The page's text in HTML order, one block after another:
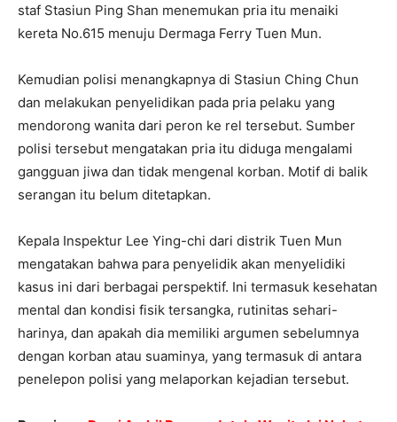
staf Stasiun Ping Shan menemukan pria itu menaiki
kereta No.615 menuju Dermaga Ferry Tuen Mun.
Kemudian polisi menangkapnya di Stasiun Ching Chun
dan melakukan penyelidikan pada pria pelaku yang
mendorong wanita dari peron ke rel tersebut. Sumber
polisi tersebut mengatakan pria itu diduga mengalami
gangguan jiwa dan tidak mengenal korban. Motif di balik
serangan itu belum ditetapkan.
Kepala Inspektur Lee Ying-chi dari distrik Tuen Mun
mengatakan bahwa para penyelidik akan menyelidiki
kasus ini dari berbagai perspektif. Ini termasuk kesehatan
mental dan kondisi fisik tersangka, rutinitas sehari-
harinya, dan apakah dia memiliki argumen sebelumnya
dengan korban atau suaminya, yang termasuk di antara
penelepon polisi yang melaporkan kejadian tersebut.